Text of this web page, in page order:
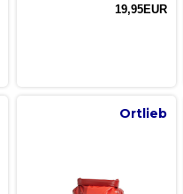
19,95EUR
Ortlieb